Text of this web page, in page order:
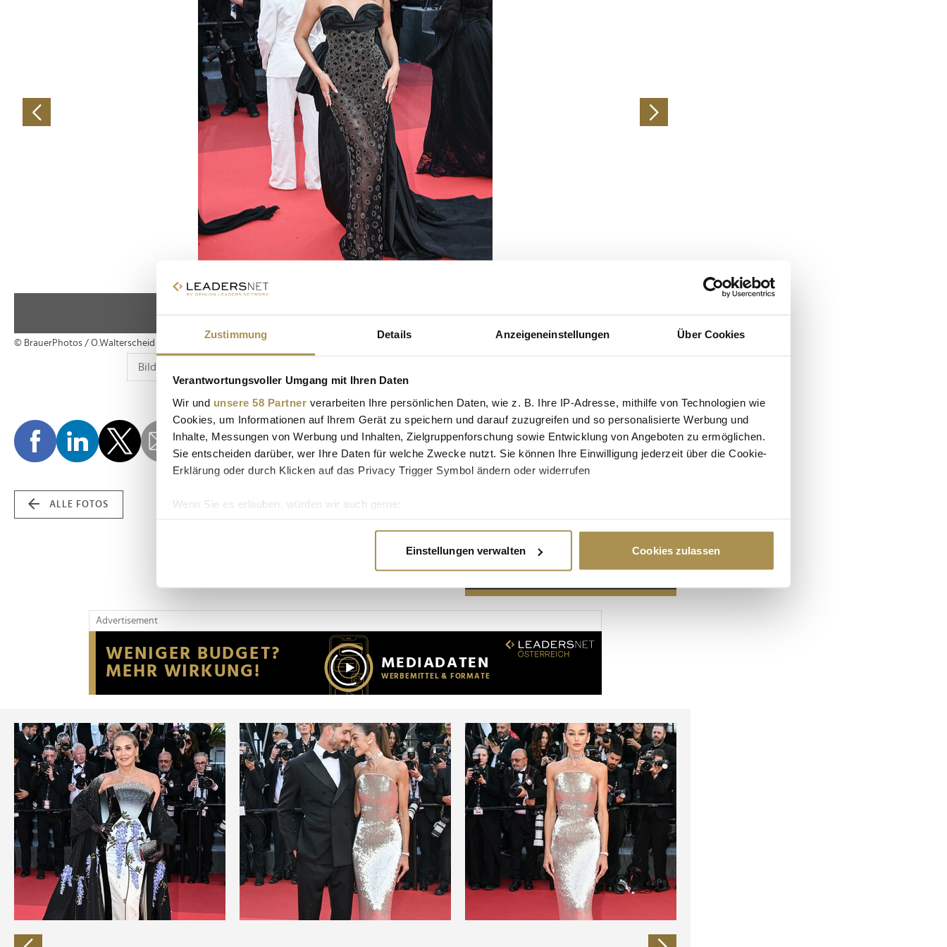
Zustimmung Details Anzeigeneinstellungen Über Cookies
Verantwortungsvoller Umgang mit Ihren Daten
Wir und unsere 58 Partner verarbeiten Ihre persönlichen Daten, wie z. B. Ihre IP-Adresse, mithilfe von Technologien wie
Cookies, um Informationen auf Ihrem Gerät zu speichern und darauf zuzugreifen und so personalisierte Werbung und
Inhalte, Messungen von Werbung und Inhalten, Zielgruppenforschung sowie Entwicklung von Angeboten zu ermöglichen.
Sie entscheiden darüber, wer Ihre Daten für welche Zwecke nutzt. Sie können Ihre Einwilligung jederzeit über die Cookie-
Erklärung oder durch Klicken auf das Privacy Trigger Symbol ändern oder widerrufen
Wenn Sie es erlauben, würden wir auch gerne:
Erfahren Sie mehr darüber, wie Ihre persönlichen Daten verarbeitet werden, und legen Sie Ihre Präferenzen im
Wir verwenden Cookies, um Inhalte und Anzeigen zu personalisieren, Funktionen für soziale Medien anbieten zu können
Website an unsere Partner für soziale Medien, Werbung und Analysen weiter. Unsere Partner führen diese Informationen
möglicherweise mit weiteren Daten zusammen, die Sie ihnen bereitgestellt haben oder die sie im Rahmen Ihrer Nutzung
der Dienste gesammelt haben.
Einstellungen verwalten Cookies zulassen
© BrauerPhotos / O.Walterscheid
ALLE FOTOS
Advertisement
Advertisement